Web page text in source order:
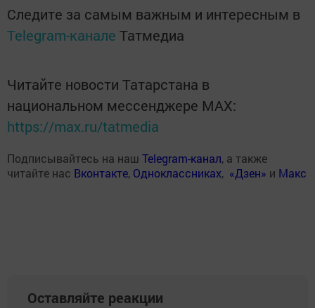
Следите за самым важным и интересным в
Telegram-канале Татмедиа
Читайте новости Татарстана в
национальном мессенджере MАХ:
https://max.ru/tatmedia
Подписывайтесь на наш Telegram-канал, а также
читайте нас Вконтакте, Одноклассниках, «Дзен» и Макс
Оставляйте реакции